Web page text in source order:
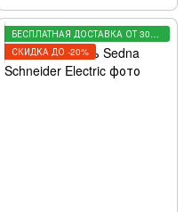
БЕСПЛАТНАЯ ДОСТАВКА ОТ 3000 ГРН
СКИДКА ДО -20%